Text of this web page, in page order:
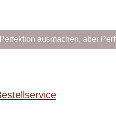
ausmachen, aber